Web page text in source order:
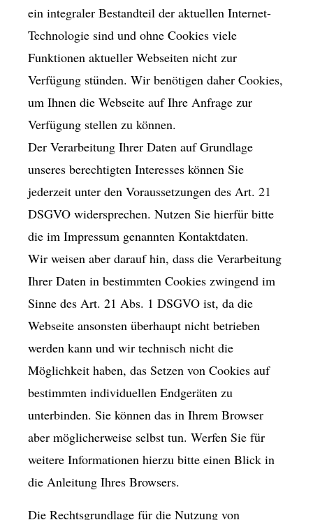
ein integraler Bestandteil der aktuellen Internet-
Technologie sind und ohne Cookies viele
Funktionen aktueller Webseiten nicht zur
Verfügung stünden. Wir benötigen daher Cookies,
um Ihnen die Webseite auf Ihre Anfrage zur
Verfügung stellen zu können.
Der Verarbeitung Ihrer Daten auf Grundlage
unseres berechtigten Interesses können Sie
jederzeit unter den Voraussetzungen des Art. 21
DSGVO widersprechen. Nutzen Sie hierfür bitte
die im Impressum genannten Kontaktdaten.
Wir weisen aber darauf hin, dass die Verarbeitung
Ihrer Daten in bestimmten Cookies zwingend im
Sinne des Art. 21 Abs. 1 DSGVO ist, da die
Webseite ansonsten überhaupt nicht betrieben
werden kann und wir technisch nicht die
Möglichkeit haben, das Setzen von Cookies auf
bestimmten individuellen Endgeräten zu
unterbinden. Sie können das in Ihrem Browser
aber möglicherweise selbst tun. Werfen Sie für
weitere Informationen hierzu bitte einen Blick in
die Anleitung Ihres Browsers.
Die Rechtsgrundlage für die Nutzung von